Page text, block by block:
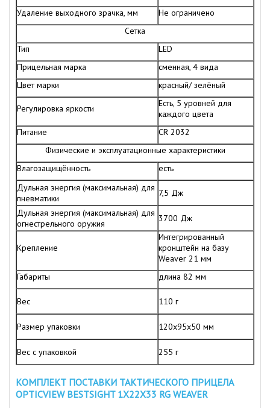
Удаление выходного зрачка, мм
Не ограничено
Сетка
Тип
LED
Прицельная марка
сменная, 4 вида
Цвет марки
красный/ зелёный
Регулировка яркости
Есть, 5 уровней для
каждого цвета
Питание
CR 2032
Физические и эксплуатационные характеристики
Влагозащищённость
есть
Дульная энергия (максимальная) для
пневматики
7,5 Дж
Дульная энергия (максимальная) для
огнестрельного оружия
3700 Дж
Крепление
Интегрированный
кронштейн на базу
Weaver 21 мм
Габариты
длина 82 мм
Вес 110 г
Размер упаковки 120х95х50 мм
Вес с упаковкой 255 г
КОМПЛЕКТ ПОСТАВКИ ТАКТИЧЕСКОГО ПРИЦЕЛА
OPTICVIEW BESTSIGHT 1Х22Х33 RG WEAVER